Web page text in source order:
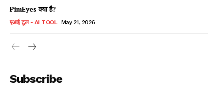
PimEyes क्या है?
एआई टूल - AI TOOL May 21, 2026
Subscribe